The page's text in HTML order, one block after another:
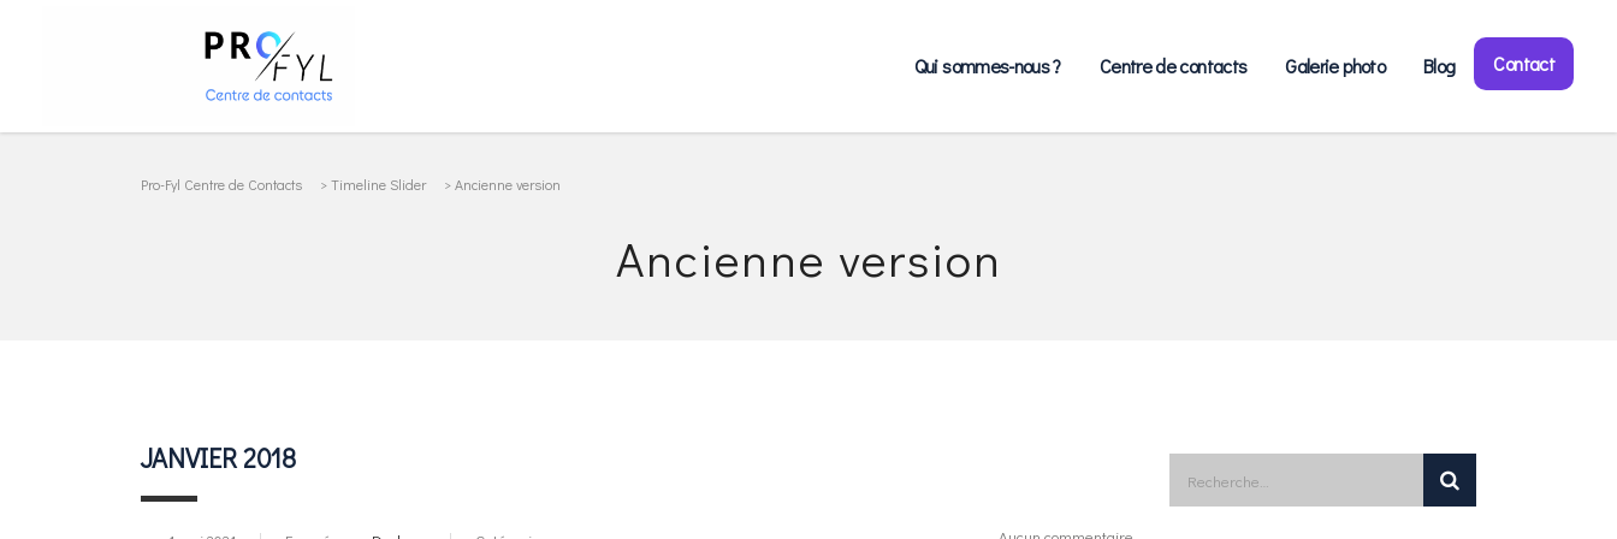
Qui sommes-nous ? Centre de contacts Galerie photo Blog Contact
Pro-Fyl Centre de Contacts >Timeline Slider >Ancienne version
Ancienne version
JANVIER 2018